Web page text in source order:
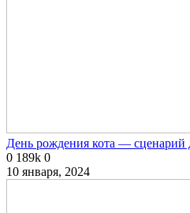
День рождения кота — сценарий
0 189k 0
10 января, 2024